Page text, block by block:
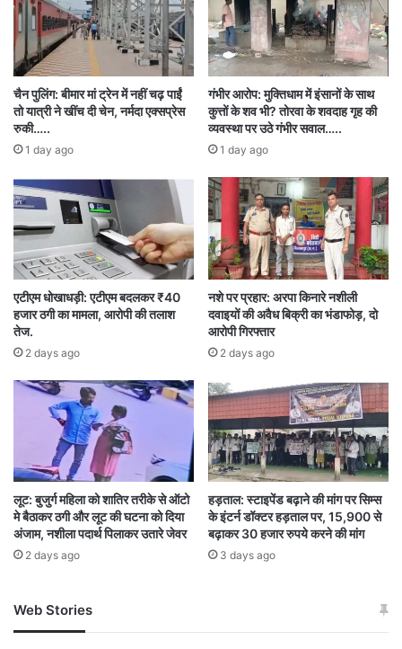
परिजनों का दावा है कि यह आत्महत्या नहीं, बल्कि सोची-
समझी साजिश है। उनका कहना है कि सुलोचनी अपनी बेटी
को छोड़कर जान नहीं दे सकती थी। उन्होंने प्रशासन से
न्याय की मांग की है।
पुलिस ने फिलहाल मर्ग कायम कर जांच शुरू कर दी है।
पोस्टमार्टम रिपोर्ट आने के बाद आगे की कार्रवाई की जाएगी।
अब देखना यह है कि क्या सुलोचनी को इंसाफ मिलेगा या यह
मामला भी दबा दिया जाएगा।
Bilaspur Breaking News
SUICIDE
चैन पुलिंग: बीमार मां ट्रेन में नहीं चढ़ पाईं
तो यात्री ने खींच दी चेन, नर्मदा एक्सप्रेस
रुकी…..
1 day ago
गंभीर आरोप: मुक्तिधाम में इंसानों के साथ
कुत्तों के शव भी? तोरवा के शवदाह गृह की
व्यवस्था पर उठे गंभीर सवाल…..
1 day ago
एटीएम धोखाधड़ी: एटीएम बदलकर ₹40
हजार ठगी का मामला, आरोपी की तलाश
तेज.
2 days ago
नशे पर प्रहार: अरपा किनारे नशीली
दवाइयों की अवैध बिक्री का भंडाफोड़, दो
आरोपी गिरफ्तार
2 days ago
लूट: बुजुर्ग महिला को शातिर तरीके से ऑटो
मे बैठाकर ठगी और लूट की घटना को दिया
अंजाम, नशीला पदार्थ पिलाकर उतारे जेवर
2 days ago
हड़ताल: स्टाइपेंड बढ़ाने की मांग पर सिम्स
के इंटर्न डॉक्टर हड़ताल पर, 15,900 से
बढ़ाकर 30 हजार रुपये करने की मांग
3 days ago
Web Stories
जम्मू-कश्मीर में बारिश से
अपडेट
खाई में धक्का… आरोपियों ने